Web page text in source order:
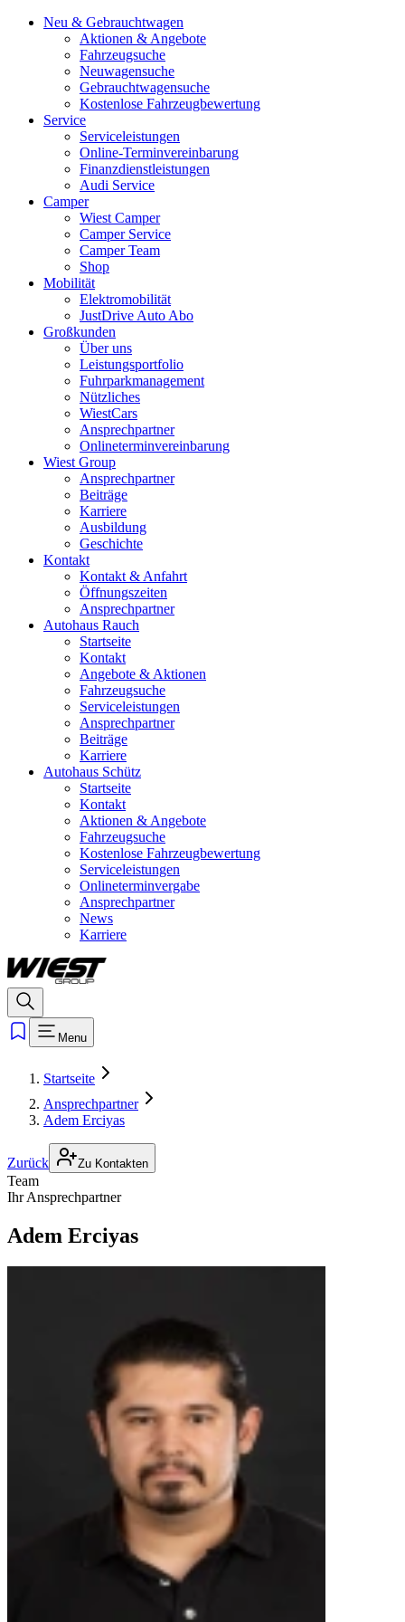
Neu & Gebrauchtwagen
Aktionen & Angebote
Fahrzeugsuche
Neuwagensuche
Gebrauchtwagensuche
Kostenlose Fahrzeugbewertung
Service
Serviceleistungen
Online-Terminvereinbarung
Finanzdienstleistungen
Audi Service
Camper
Wiest Camper
Camper Service
Camper Team
Shop
Mobilität
Elektromobilität
JustDrive Auto Abo
Großkunden
Über uns
Leistungsportfolio
Fuhrparkmanagement
Nützliches
WiestCars
Ansprechpartner
Onlineterminvereinbarung
Wiest Group
Ansprechpartner
Beiträge
Karriere
Ausbildung
Geschichte
Kontakt
Kontakt & Anfahrt
Öffnungszeiten
Ansprechpartner
Autohaus Rauch
Startseite
Kontakt
Angebote & Aktionen
Fahrzeugsuche
Serviceleistungen
Ansprechpartner
Beiträge
Karriere
Autohaus Schütz
Startseite
Kontakt
Aktionen & Angebote
Fahrzeugsuche
Kostenlose Fahrzeugbewertung
Serviceleistungen
Onlineterminvergabe
Ansprechpartner
News
Karriere
Menu
Startseite
Ansprechpartner
Adem Erciyas
Zurück Zu Kontakten
Team
Ihr Ansprechpartner
Adem Erciyas